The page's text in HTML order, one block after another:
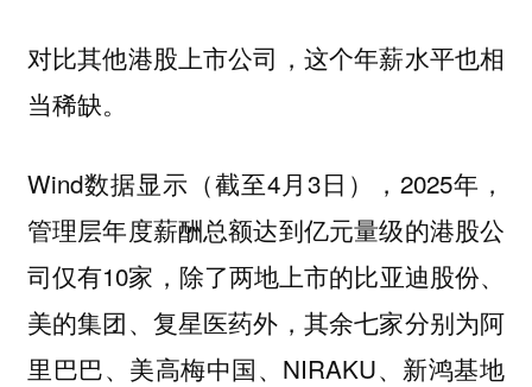
对比其他港股上市公司，这个年薪水平也相
当稀缺。
Wind数据显示（截至4月3日），2025年，
管理层年度薪酬总额达到亿元量级的港股公
司仅有10家，除了两地上市的比亚迪股份、
美的集团、复星医药外，其余七家分别为阿
里巴巴、美高梅中国、NIRAKU、新鸿基地